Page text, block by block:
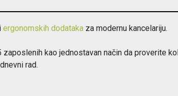
i ergonomskih dodataka za modernu kancelariju.
kao jednostavan način da proverite
rad.